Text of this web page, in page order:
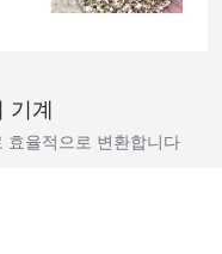
기계
효율적으로 변환합니다